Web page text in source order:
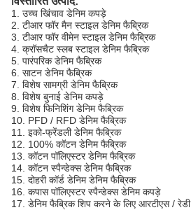
1. उच्च खिंचाव डेनिम कपड़े
2. टीआर फॉर मैन स्टाइल डेनिम फैब्रिक
3. टीआर फॉर वीमेन स्टाइल डेनिम फैब्रिक
4. क्रॉसचैट स्लब स्टाइल डेनिम फैब्रिक
5. पारंपरिक डेनिम फैब्रिक
6. साटन डेनिम फैब्रिक
7. विशेष सामग्री डेनिम फैब्रिक
8. विशेष बुनाई डेनिम कपड़े
9. विशेष फिनिशिंग डेनिम फैब्रिक
10. PFD / RFD डेनिम फैब्रिक
11. इको-फ्रेंडली डेनिम फैब्रिक
12. 100% कॉटन डेनिम फैब्रिक
13. कॉटन पॉलिएस्टर डेनिम फैब्रिक
14. कॉटन स्पैन्डेक्स डेनिम फैब्रिक
15. दोहरी कॉर्ड डेनिम डेनिम फैब्रिक
16. कपास पॉलिएस्टर स्पैन्डेक्स डेनिम कपड़े
17. डेनिम फैब्रिक शिप करने के लिए आरटीएस / रेडी